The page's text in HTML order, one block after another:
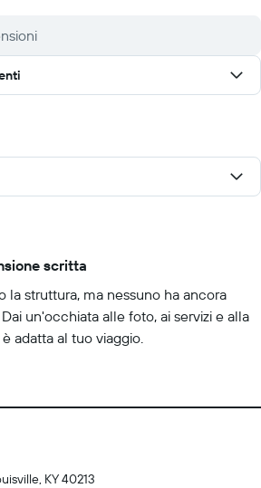
scritta
la struttura, ma nessuno ha ancora
un'occhiata alle foto, ai servizi e alla
adatta al tuo viaggio.
KY 40213